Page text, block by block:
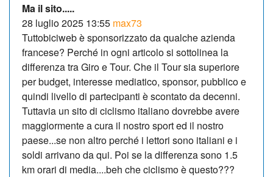
Ma il sito.....
28 luglio 2025 13:55 max73
Tuttobiciweb è sponsorizzato da qualche azienda
francese? Perché in ogni articolo si sottolinea la
differenza tra Giro e Tour. Che il Tour sia superiore
per budget, interesse mediatico, sponsor, pubblico e
quindi livello di partecipanti è scontato da decenni.
Tuttavia un sito di ciclismo italiano dovrebbe avere
maggiormente a cura il nostro sport ed il nostro
paese...se non altro perché i lettori sono italiani e i
soldi arrivano da qui. Poi se la differenza sono 1.5
km orari di media....beh che ciclismo è questo???